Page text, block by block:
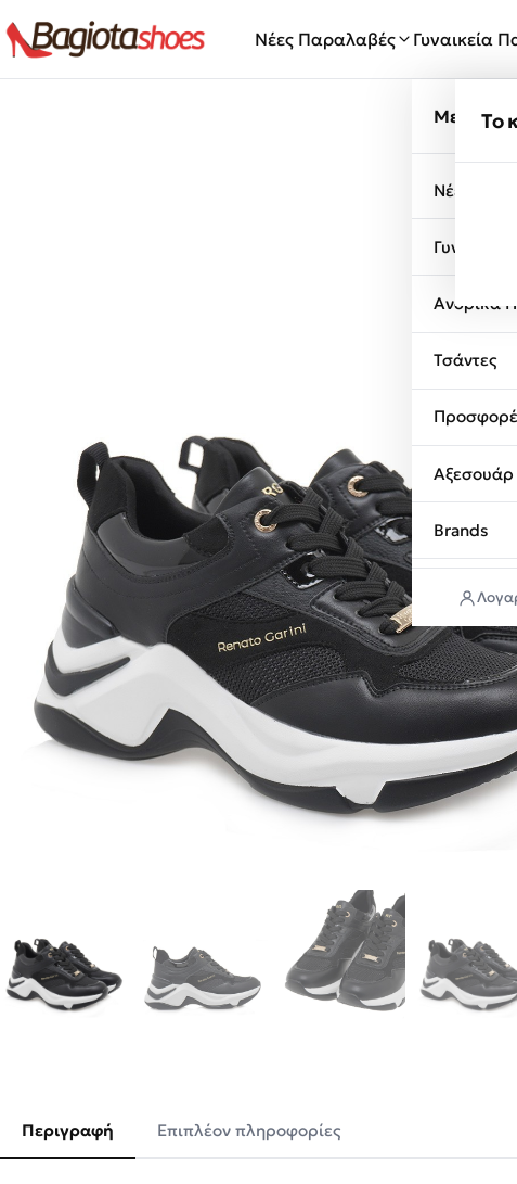
Νέες Παραλαβές
Γυναικεία
Μενού
Νέες
Γυναικεία
Ανδρικά
Τσάντες
Αξεσουάρ
Brands
Το
Περιγραφή Επιπλέον πληροφορίες